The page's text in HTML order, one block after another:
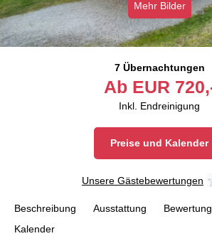
Mehr Bilder
7 Übernachtungen
Ab EUR
Inkl. Endreinigung
Preise und Kalender
Unsere Gästebewertungen
Beschreibung Ausstattung
Kalender